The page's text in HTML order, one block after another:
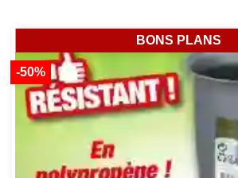
-50%
BONS PLANS